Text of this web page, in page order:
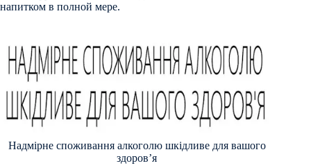
напитком в полной мере.
Надмірне споживання алкоголю шкідливе для вашого
здоровʼя